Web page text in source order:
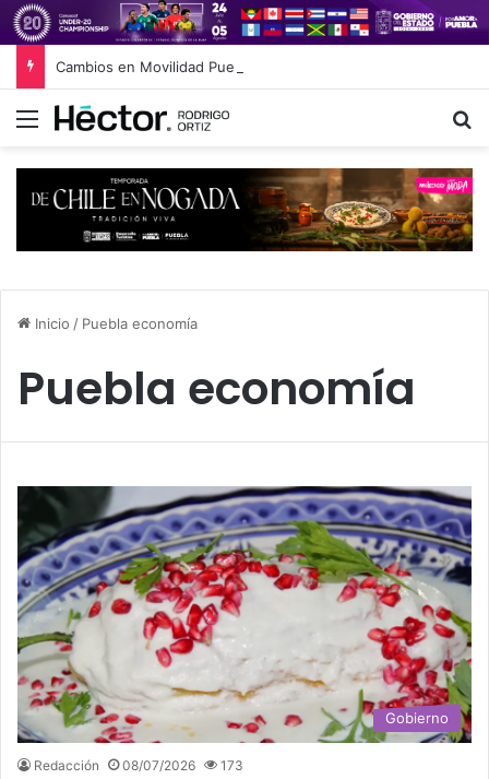
Menú
Inicio / Puebla economía
Puebla economía
Gobierno
Redacción 08/07/2026 173